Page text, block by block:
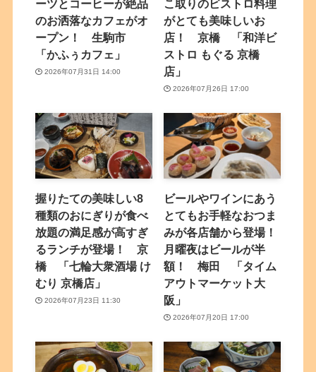
ーツとコーヒーが絶品
のお洒落なカフェがオ
ープン！ 生駒市
「かふぅカフェ」
2026年07月31日 14:00
こ取りのビストロ料理
がとても美味しいお
店！ 京橋 「和洋ビ
ストロ もぐる 京橋
店」
2026年07月26日 17:00
握りたての美味しい8
種類のおにぎりが食べ
放題の満足感が高すぎ
るランチが登場！ 京
橋 「七輪大衆酒場 け
むり 京橋店」
2026年07月23日 11:30
ビールやワインにあう
とてもお手軽なおつま
みが各店舗から登場！
月曜夜はビールが半
額！ 梅田 「タイム
アウトマーケット大
阪」
2026年07月20日 17:00